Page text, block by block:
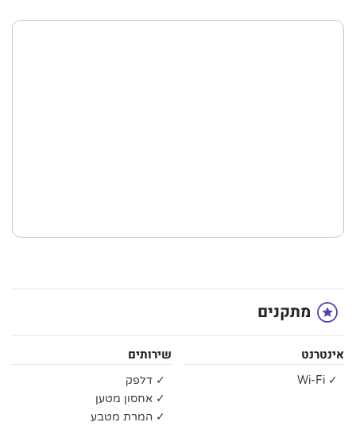
מתקנים
אינטרנט
✓ Wi-Fi
שירותים
✓ דלפק
✓ אחסון מטען
✓ המרת מטבע